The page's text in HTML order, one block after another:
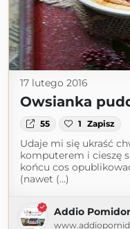
17 lutego 2016
Owsianka
55 1 Zapisz
Udaje mi się ukraść
komputerem i cieszę
końcu cos
(nawet (...)
Addio